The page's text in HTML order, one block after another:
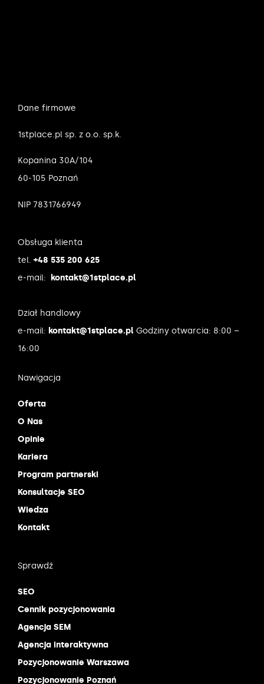
Dane firmowe
1stplace.pl sp. z o.o. sp.k.
Kopanina 30A/104
60-105 Poznań
NIP 7831766949
Obsługa klienta
tel. +48 535 200 625
e-mail:
kontakt@1stplace.pl
Dział handlowy
e-mail: kontakt@1stplace.pl Godziny otwarcia: 8:00 –
16:00
Nawigacja
Oferta
O Nas
Opinie
Kariera
Program partnerski
Konsultacje SEO
Wiedza
Kontakt
Sprawdź
SEO
Cennik pozycjonowania
Agencja SEM
Agencja interaktywna
Pozycjonowanie Warszawa
Pozycjonowanie Poznań